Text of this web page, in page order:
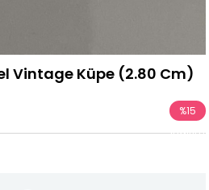
Vintage Küpe (2.80 Cm)
%15
İndirim